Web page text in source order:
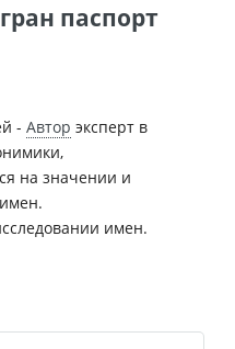
паспорт
- Автор эксперт в
на значении и
имен.